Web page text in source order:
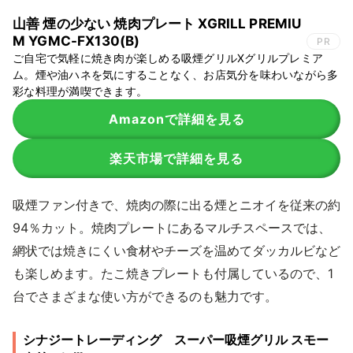
山善 煙の少ない 焼肉プレート XGRILL PREMIU
M YGMC-FX130(B)
PR
ご自宅で気軽に焼き肉が楽しめる吸煙グリルXグリルプレミア
ム。煙や油ハネを気にすることなく、お店気分を味わいながら多
彩な料理が満喫できます。
Amazonで詳細を見る
楽天市場で詳細を見る
吸煙ファン付きで、焼肉の際に出る煙とニオイを従来の約
94％カット。焼肉プレートにあるマルチスペースでは、
網状では焼きにくい食材やチーズを温めてダッカルビなど
も楽しめます。たこ焼きプレートも付属しているので、1
台でさまざまな使い方ができるのも魅力です。
シナジートレーディング スーパー吸煙グリル スモー